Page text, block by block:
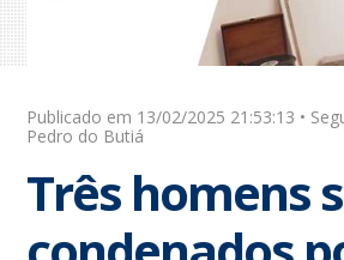
Publicado em 13/02/2025 21:53:13 •
Pedro do Butiá
Três homens